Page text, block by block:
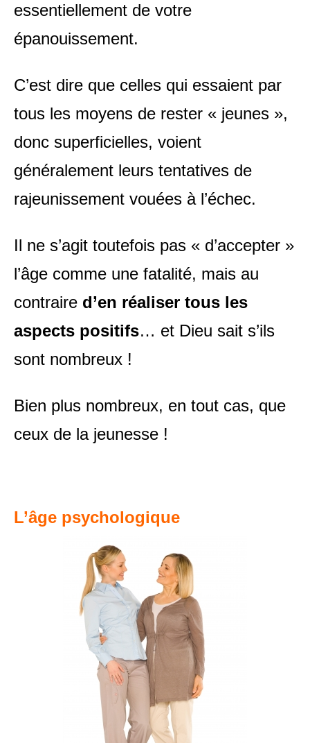
essentiellement de votre
épanouissement.
C’est dire que celles qui essaient par
tous les moyens de rester « jeunes »,
donc superficielles, voient
généralement leurs tentatives de
rajeunissement vouées à l’échec.
Il ne s’agit toutefois pas « d’accepter »
l’âge comme une fatalité, mais au
contraire d’en réaliser tous les
aspects positifs… et Dieu sait s’ils
sont nombreux !
Bien plus nombreux, en tout cas, que
ceux de la jeunesse !
L’âge psychologique